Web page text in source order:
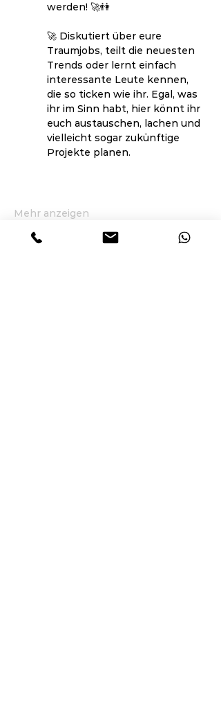
werden! 🚀👫
🚀 Diskutiert über eure
Traumjobs, teilt die neuesten
Trends oder lernt einfach
interessante Leute kennen,
die so ticken wie ihr. Egal, was
ihr im Sinn habt, hier könnt ihr
euch austauschen, lachen und
vielleicht sogar zukünftige
Projekte planen.
Mehr anzeigen